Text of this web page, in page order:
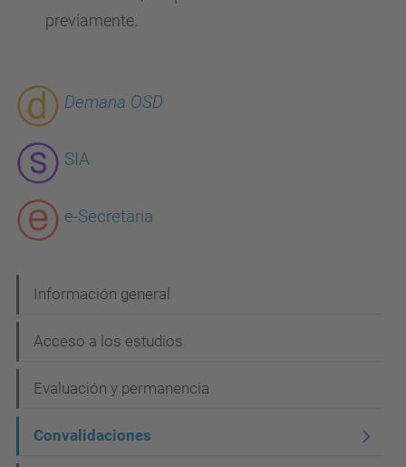
previamente.
Demana OSD
SIA
e-Secretaria
a
v
g
a
Información general
Acceso a los estudios
Evaluación y permanencia
Convalidaciones